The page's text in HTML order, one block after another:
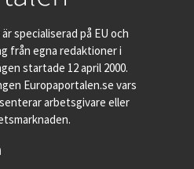
specialiserad på EU och
från egna redaktioner i
startade 12 april 2000.
Europaportalen.se vars
arbetsgivare eller